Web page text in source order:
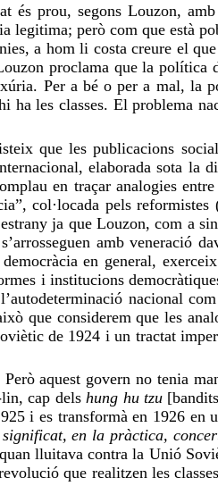
prou, segons Louzon,
però com que està
a hom li costa creure el
proclama que la política
Per a bé o per a mal, la
les classes. El problema
que les publicacions
elaborada sota la
en traçar analogies
col·locada pels
ja que Louzon, com a
s’arrosseguen amb veneració
en general,
i institucions
nacional
que considerem que les
de 1924 i un tractat
aquest govern no tenia
lin, cap delshung hu tzu
i es transformà en 1926
en lapràctica,
lluitava contra la Unió
que realitzen les